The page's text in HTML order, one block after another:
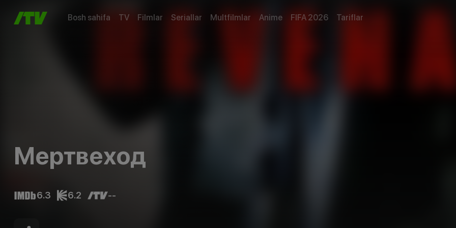
Bosh sahifa TV Filmlar Seriallar Multfilmlar Anime FIFA 2026 Tariflar
Мертвеход
6.3 6.2 --